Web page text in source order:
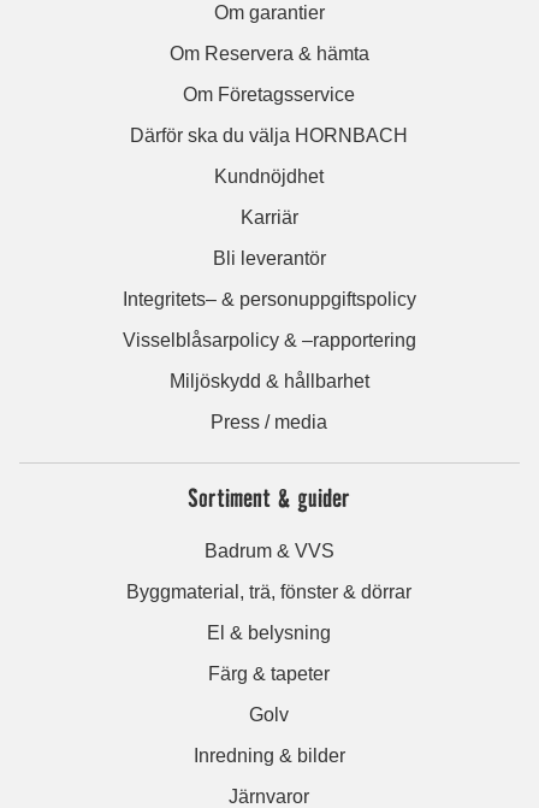
Om garantier
Om Reservera & hämta
Om Företagsservice
Därför ska du välja HORNBACH
Kundnöjdhet
Karriär
Bli leverantör
Integritets– & personuppgiftspolicy
Visselblåsarpolicy & –rapportering
Miljöskydd & hållbarhet
Press / media
Sortiment & guider
Badrum & VVS
Byggmaterial, trä, fönster & dörrar
El & belysning
Färg & tapeter
Golv
Inredning & bilder
Järnvaror